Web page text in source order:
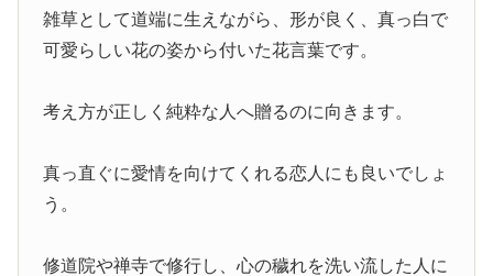
雑草として道端に生えながら、形が良く、真っ白で
可愛らしい花の姿から付いた花言葉です。
考え方が正しく純粋な人へ贈るのに向きます。
真っ直ぐに愛情を向けてくれる恋人にも良いでしょ
う。
修道院や禅寺で修行し、心の穢れを洗い流した人に